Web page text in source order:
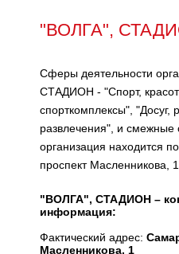
"ВОЛГА",
Сферы деятельности
СТАДИОН - "Спорт,
спорткомплексы", "Досуг,
развлечения", и смежные
организация находится
проспект Масленникова, 1 .
"ВОЛГА", СТАДИОН –
информация:
Фактический адрес:
Масленникова, 1